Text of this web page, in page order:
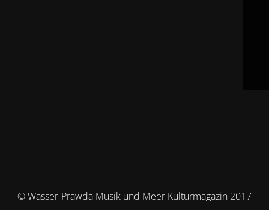
© Wasser-Prawda Musik und Meer Kulturmagazin 2017